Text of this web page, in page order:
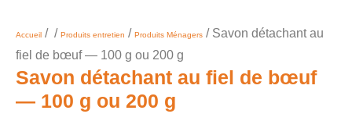
Accueil / / Produits entretien / Produits Ménagers / Savon détachant au
fiel de bœuf — 100 g ou 200 g
Savon détachant au fiel de bœuf
— 100 g ou 200 g